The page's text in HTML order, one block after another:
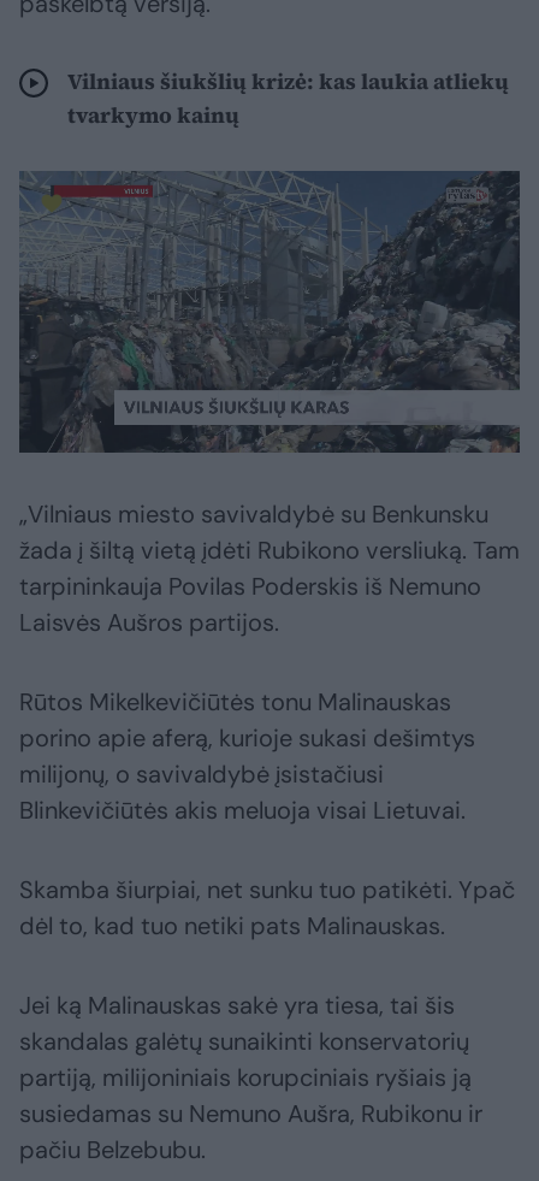
Vilniaus šiukšlių krizė: kas laukia atliekų
tvarkymo kainų
„Vilniaus miesto savivaldybė su Benkunsku
žada į šiltą vietą įdėti Rubikono versliuką. Tam
tarpininkauja Povilas Poderskis iš Nemuno
Laisvės Aušros partijos.
Rūtos Mikelkevičiūtės tonu Malinauskas
porino apie aferą, kurioje sukasi dešimtys
milijonų, o savivaldybė įsistačiusi
Blinkevičiūtės akis meluoja visai Lietuvai.
Skamba šiurpiai, net sunku tuo patikėti. Ypač
dėl to, kad tuo netiki pats Malinauskas.
Jei ką Malinauskas sakė yra tiesa, tai šis
skandalas galėtų sunaikinti konservatorių
partiją, milijoniniais korupciniais ryšiais ją
susiedamas su Nemuno Aušra, Rubikonu ir
pačiu Belzebubu.